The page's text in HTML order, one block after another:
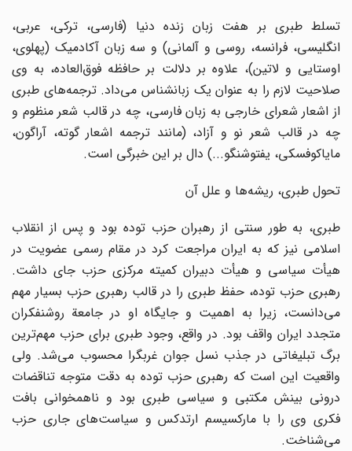
تسلط طبری بر هفت زبان زنده دنیا (فارسی، ترکی، عربی،
انگلیسی، فرانسه، روسی و آلمانی) و سه زبان آکادمیک (پهلوی،
اوستایی و لاتین)، علاوه بر دلالت بر حافظه فوق‌العاده، به وی
صلاحیت لازم را به عنوان یک زبانشناس می‌داد. ترجمه‌های طبری
از اشعار شعرای خارجی به زبان فارسی، چه در قالب شعر منظوم و
چه در قالب شعر نو و آزاد، (مانند ترجمه اشعار‌ گوته، آراگون،
مایاکوفسکی، یفتوشنگو...) دال بر این خبرگی است.
تحول طبری، ریشه‌ها و علل آن
طبری، به طور سنتی از رهبران حزب توده بود و پس از انقلاب
اسلامی نیز که به ایران مراجعت کرد در مقام رسمی عضویت در
هیأت سیاسی و هیأت دبیران کمیته مرکزی حزب جای داشت.
رهبری حزب توده، حفظ طبری را در قالب رهبری حزب بسیار مهم
می‌دانست، زیرا به اهمیت و جایگاه او در جامعة روشنفکران
متجدد ایران واقف بود. در واقع، وجود طبری برای حزب مهم‌ترین
برگ تبلیغاتی در جذب نسل جوان غربگرا محسوب می‌شد. ولی
واقعیت این است که رهبری حزب توده به دقت متوجه تناقضات
درونی بینش مکتبی و سیاسی طبری بود و ناهمخوانی بافت
فکری وی را با مارکسیسم ارتدکس و سیاست‌های جاری حزب
می‌شناخت.